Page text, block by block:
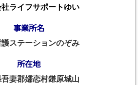
ライフサポートゆい
事業所名
ステーションのぞみ
所在地
妻郡嬬恋村鎌原城山